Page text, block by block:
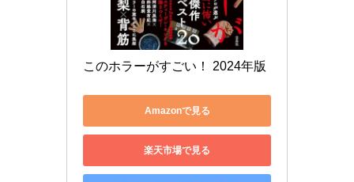
このホラーがすごい！ 2024年版
Amazonで見る
楽天市場で見る